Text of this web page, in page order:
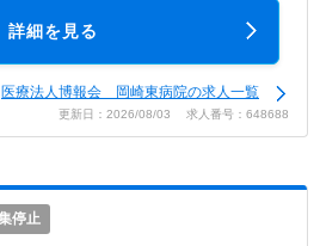
詳細を見る
医療法人博報会 岡崎東病院の求人一覧
更新日：2026/08/03 求人番号：648688
停止